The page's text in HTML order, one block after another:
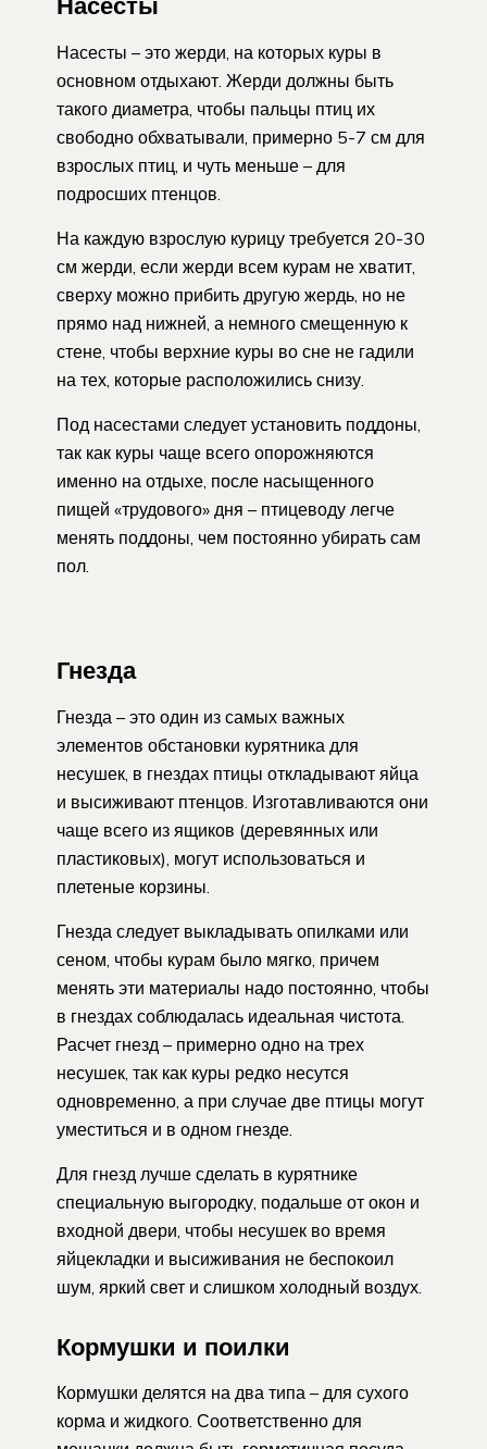
Насесты – это жерди, на которых куры в
основном отдыхают. Жерди должны быть
такого диаметра, чтобы пальцы птиц их
свободно обхватывали, примерно 5-7 см для
взрослых птиц, и чуть меньше – для
подросших птенцов.
На каждую взрослую курицу требуется 20-30
см жерди, если жерди всем курам не хватит,
сверху можно прибить другую жердь, но не
прямо над нижней, а немного смещенную к
стене, чтобы верхние куры во сне не гадили
на тех, которые расположились снизу.
Под насестами следует установить поддоны,
так как куры чаще всего опорожняются
именно на отдыхе, после насыщенного
пищей «трудового» дня – птицеводу легче
менять поддоны, чем постоянно убирать сам
пол.
Гнезда
Гнезда – это один из самых важных
элементов обстановки курятника для
несушек, в гнездах птицы откладывают яйца
и высиживают птенцов. Изготавливаются они
чаще всего из ящиков (деревянных или
пластиковых), могут использоваться и
плетеные корзины.
Гнезда следует выкладывать опилками или
сеном, чтобы курам было мягко, причем
менять эти материалы надо постоянно, чтобы
в гнездах соблюдалась идеальная чистота.
Расчет гнезд – примерно одно на трех
несушек, так как куры редко несутся
одновременно, а при случае две птицы могут
уместиться и в одном гнезде.
Для гнезд лучше сделать в курятнике
специальную выгородку, подальше от окон и
входной двери, чтобы несушек во время
яйцекладки и высиживания не беспокоил
шум, яркий свет и слишком холодный воздух.
Кормушки и поилки
Кормушки делятся на два типа – для сухого
корма и жидкого. Соответственно для